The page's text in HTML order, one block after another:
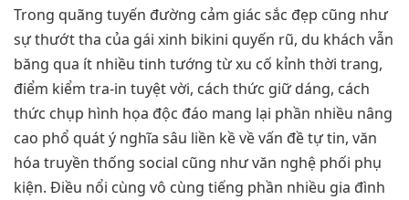
Trong quãng tuyến đường cảm giác sắc đẹp cũng như
sự thướt tha của gái xinh bikini quyến rũ, du khách vẫn
băng qua ít nhiều tinh tướng từ xu cố kỉnh thời trang,
điểm kiểm tra-in tuyệt vời, cách thức giữ dáng, cách
thức chụp hình họa độc đáo mang lại phần nhiều nâng
cao phổ quát ý nghĩa sâu liền kề về vấn đề tự tin, văn
hóa truyền thống social cũng như văn nghệ phối phụ
kiện. Điều nổi cùng vô cùng tiếng phần nhiều gia đình